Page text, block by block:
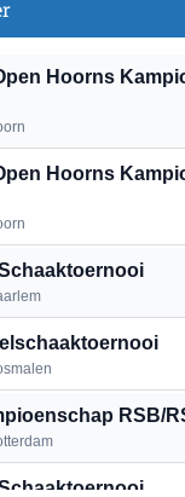
Hoorns
Hoorns
RSB/